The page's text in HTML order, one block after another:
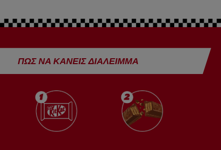
ΠΏΣ ΝΑ ΚΆΝΕΙΣ ΔΙΆΛΕΙΜΜΑ